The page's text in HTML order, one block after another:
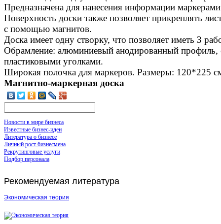
Предназначена для нанесения информации
Поверхность доски также позволяет прикреплять
с помощью магнитов.
Доска имеет одну створку, что позволяет иметь 3
Обрамление: алюминиевый анодированный профиль,
пластиковыми уголками.
Широкая полочка для маркеров. Размеры: 120*225
Магнитно-маркерная доска
Новости в мире бизнеса
Известные бизнес-идеи
Литература о бизнесе
Личный рост бизнесмена
Рекрутинговые услуги
Подбор персонала
Рекомендуемая литература
Экономическая теория